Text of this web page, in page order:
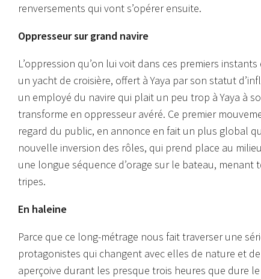
renversements qui vont s’opérer ensuite.
Oppresseur sur grand navire
L’oppression qu’on lui voit dans ces premiers
un yacht de croisière, offert à Yaya par son statut
un employé du navire qui plait un peu trop à Yaya à
transforme en oppresseur avéré. Ce premier
regard du public, en annonce en fait un plus global
nouvelle inversion des rôles, qui prend place au
une longue séquence d’orage sur le bateau,
tripes.
En haleine
Parce que ce long-métrage nous fait traverser une
protagonistes qui changent avec elles de nature et
aperçoive durant les presque trois heures que dure